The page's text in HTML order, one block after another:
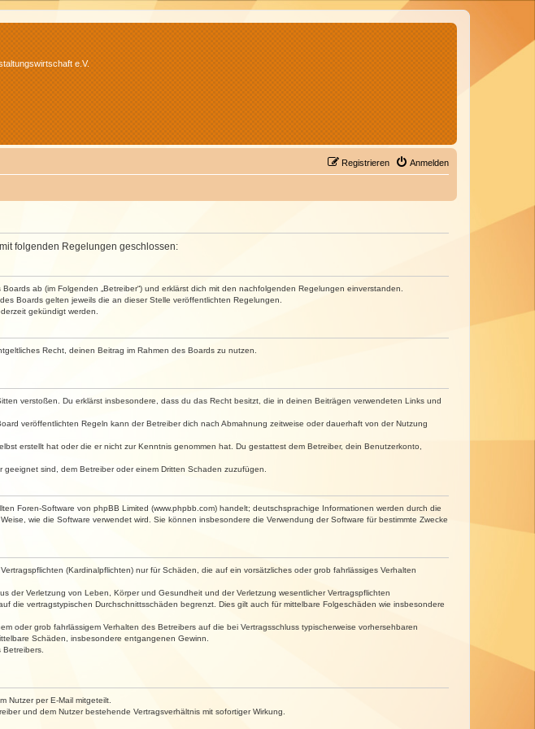
e.V.
Anmelden
Registrieren
folgenden Regelungen geschlossen:
ab (im Folgenden „Betreiber“) und erklärst dich mit den nachfolgenden Regelungen einverstanden.
Boards gelten jeweils die an dieser Stelle veröffentlichten Regelungen.
gekündigt werden.
Recht, deinen Beitrag im Rahmen des Boards zu nutzen.
verstoßen. Du erklärst insbesondere, dass du das Recht besitzt, die in deinen Beiträgen verwendeten Links und
veröffentlichten Regeln kann der Betreiber dich nach Abmahnung zeitweise oder dauerhaft von der Nutzung
erstellt hat oder die er nicht zur Kenntnis genommen hat. Du gestattest dem Betreiber, dein Benutzerkonto,
sind, dem Betreiber oder einem Dritten Schaden zuzufügen.
Foren-Software von phpBB Limited (www.phpbb.com) handelt; deutschsprachige Informationen werden durch die
wie die Software verwendet wird. Sie können insbesondere die Verwendung der Software für bestimmte Zwecke
(Kardinalpflichten) nur für Schäden, die auf ein vorsätzliches oder grob fahrlässiges Verhalten
der Verletzung von Leben, Körper und Gesundheit und der Verletzung wesentlicher Vertragspflichten
die vertragstypischen Durchschnittsschäden begrenzt. Dies gilt auch für mittelbare Folgeschäden wie insbesondere
oder grob fahrlässigem Verhalten des Betreibers auf die bei Vertragsschluss typischerweise vorhersehbaren
Schäden, insbesondere entgangenen Gewinn.
Nutzer per E-Mail mitgeteilt.
und dem Nutzer bestehende Vertragsverhältnis mit sofortiger Wirkung.